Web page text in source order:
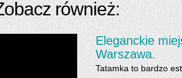
również:
Eleganckie
Warszawa.
Tatamka to bardzo